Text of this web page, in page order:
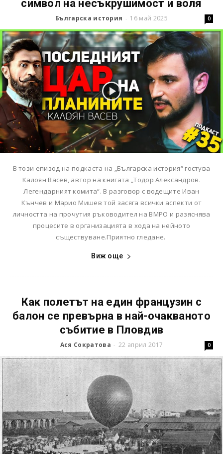
символ на несъкрушимост и воля
Българска история - 16 май 2025 0
В този епизод на подкаста на „Българска история“ гостува
Калоян Васев, автор на книгата „Тодор Александров.
Легендарният комита“. В разговор с водещите Иван
Кънчев и Марио Мишев той засяга всички аспекти от
личността на прочутия ръководител на ВМРО и разяснява
процесите в организацията в хода на нейното
съществуване.Приятно гледане.
Виж още
Как полетът на един французин с
балон се превърна в най-очакваното
събитие в Пловдив
Ася Сократова - 22 април 2017 0